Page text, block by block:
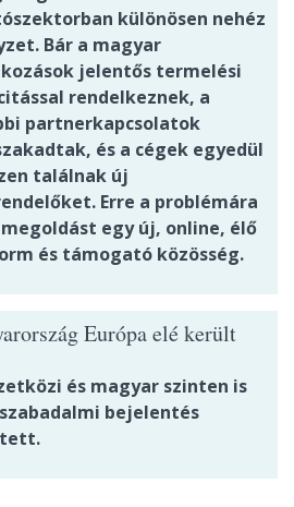
különösen nehéz
Bár a magyar
jelentős termelési
rendelkeznek, a
partnerkapcsolatok
és a cégek egyedül
találnak új
Erre a problémára
egy új, online, élő
és támogató közösség.
Európa elé került
és magyar szinten is
bejelentés